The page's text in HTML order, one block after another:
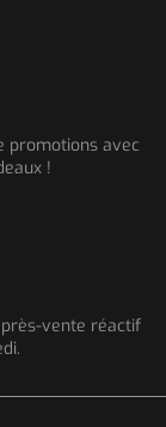
promotions avec
!
vente réactif